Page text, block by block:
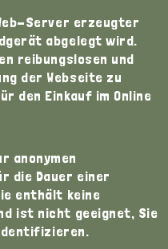
Server erzeugter
abgelegt wird.
reibungslosen und
der Webseite zu
den Einkauf im Online
anonymen
die Dauer einer
enthält keine
ist nicht geeignet, Sie